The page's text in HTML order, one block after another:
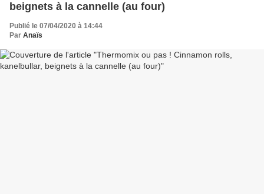
beignets à la cannelle (au four)
Publié le 07/04/2020 à 14:44
Par Anaïs